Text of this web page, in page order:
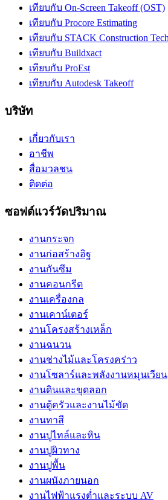
เทียบกับ On-Screen Takeoff (OST)
เทียบกับ Procore Estimating
เทียบกับ STACK Construction
เทียบกับ Buildxact
เทียบกับ ProEst
เทียบกับ Autodesk Takeoff
บริษัท
เกี่ยวกับเรา
อาชีพ
สื่อมวลชน
ติดต่อ
ซอฟต์แวร์วัดปริมาณ
งานกระจก
งานก่อสร้างอิฐ
งานกันซึม
งานคอนกรีต
งานเครื่องกล
งานเคาน์เตอร์
งานโครงสร้างเหล็ก
งานฉนวน
งานช่างไม้และโครงคร่าว
งานโซลาร์และพลังงานหมุนเวียน
งานดินและขุดลอก
งานตู้ครัวและงานไม้ขัด
งานทาสี
งานปูไทล์และหิน
งานปูผิวทาง
งานปูพื้น
งานผนังภายนอก
งานไฟฟ้าแรงต่ำและระบบ AV